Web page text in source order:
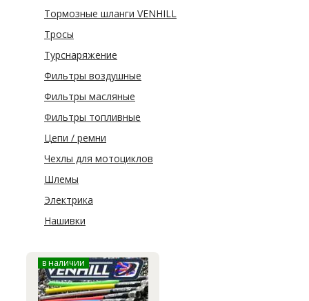
Тормозные шланги VENHILL
Тросы
Турснаряжение
Фильтры воздушные
Фильтры масляные
Фильтры топливные
Цепи / ремни
Чехлы для мотоциклов
Шлемы
Электрика
Нашивки
в наличии